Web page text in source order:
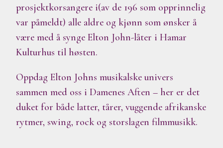
prosjektkorsangere i(av de 196 som opprinnelig
var påmeldt) alle aldre og kjønn som ønsker å
være med å synge Elton John-låter i Hamar
Kulturhus til høsten.
Oppdag Elton Johns musikalske univers
sammen med oss i Damenes Aften – her er det
duket for både latter, tårer, vuggende afrikanske
rytmer, swing, rock og storslagen filmmusikk.